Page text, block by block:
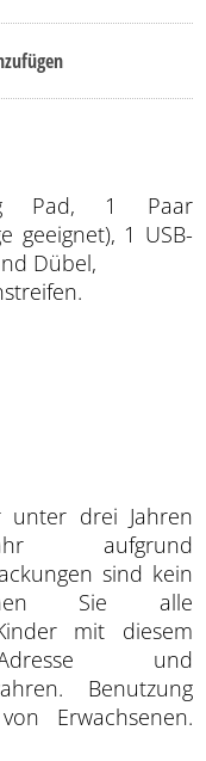
Pad, 1 Paar
geeignet), 1 USB-
Dübel,
drei Jahren
aufgrund
sind kein
Sie alle
mit diesem
und
Benutzung
Erwachsenen.